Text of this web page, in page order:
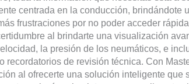
centrada en la conducción, brindándote
frustraciones por no poder acceder
al brindarte una visualización
la presión de los neumáticos, e
recordatorios de revisión técnica. Con
al ofrecerte una solución inteligente que